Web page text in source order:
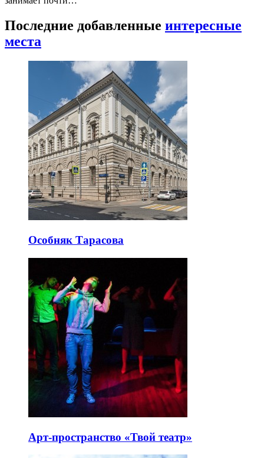
Последние добавленные интересные
места
Особняк Тарасова
Арт-пространство «Твой театр»